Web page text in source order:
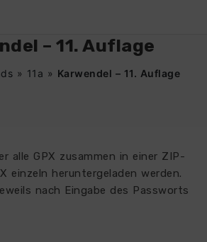
– 11. Auflage
» 11a » Karwendel – 11. Auflage
alle GPX zusammen in einer ZIP-
einzeln heruntergeladen werden.
nach Eingabe des Passworts